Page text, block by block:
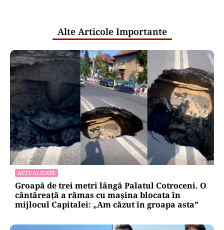
Alte Articole Importante
ACTUALITATE
Groapă de trei metri lângă Palatul Cotroceni. O
cântăreață a rămas cu mașina blocata în
mijlocul Capitalei: „Am căzut în groapa asta”